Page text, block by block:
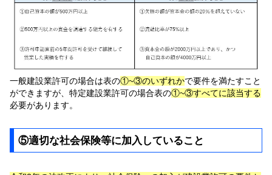
一般建設業許可の場合は表の①~③のいずれかで要件を満たすこと
ができますが、特定建設業許可の場合表の①~③すべてに該当する
必要があります。
⑤適切な社会保険等に加入していること